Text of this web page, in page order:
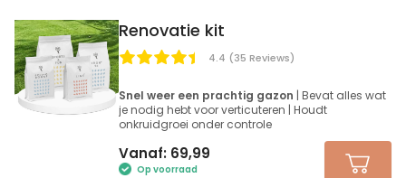
4.4 (35 Reviews)
Renovatie kit
Snel weer een prachtig gazon | Bevat alles wat
je nodig hebt voor verticuteren | Houdt
onkruidgroei onder controle
Vanaf: 69,99
Op voorraad